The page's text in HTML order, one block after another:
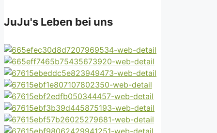
JuJu's Leben bei uns